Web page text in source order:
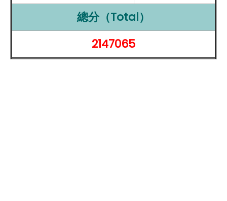
語音、音樂與風聲進行個別調整，讓每段影片的音效表現
更精緻。另外，內建的「自動剪輯」功能，能透過 AI 偵測
影片中精彩片段，自動生成重點短片，讓使用者能輕鬆製
作社群平台上的 Reels 內容。前鏡頭則為 1,200 萬畫素，
總分（Total）
2147065